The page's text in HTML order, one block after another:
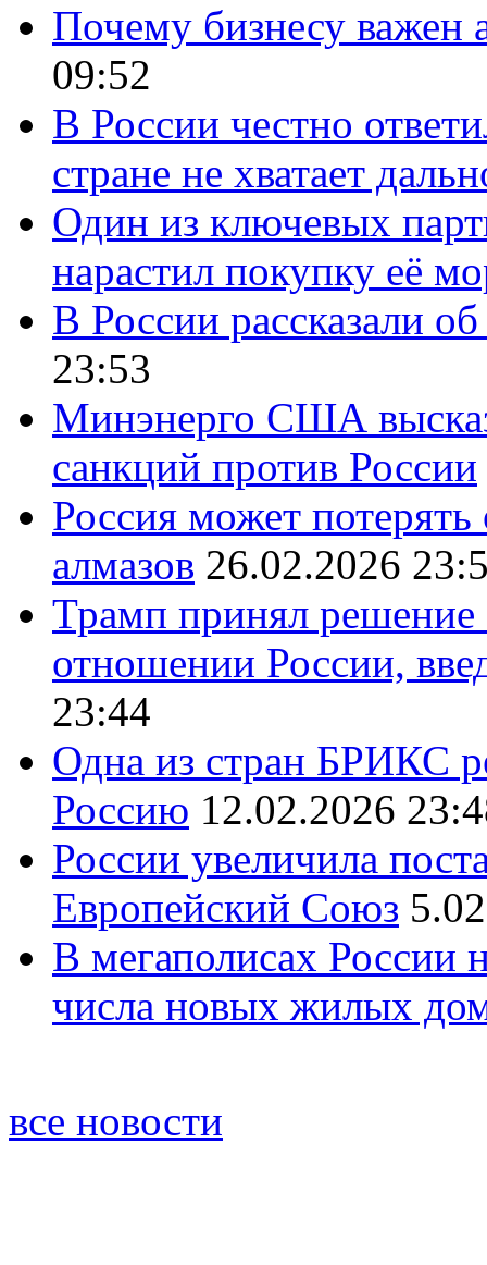
Почему бизнесу важен
09:52
В России честно
стране не хватает
Один из ключевых
нарастил покупку её
В России рассказали
23:53
Минэнерго США
санкций против России
Россия может
алмазов 26.02.2026
Трамп принял решение
отношении России,
23:44
Одна из стран БРИКС
Россию 12.02.2026
России увеличила
Европейский Союз
В мегаполисах России
числа новых жилых
все новости